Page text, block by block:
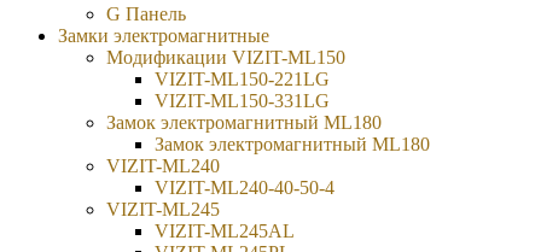
G Панель
Замки электромагнитные
Модификации VIZIT-ML150
VIZIT-ML150-221LG
VIZIT-ML150-331LG
Замок электромагнитный ML180
Замок электромагнитный ML180
VIZIT-ML240
VIZIT-ML240-40-50-4
VIZIT-ML245
VIZIT-ML245AL